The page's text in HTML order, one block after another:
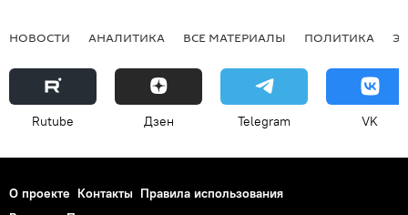
НОВОСТИ АНАЛИТИКА ВСЕ МАТЕРИАЛЫ ПОЛИТИКА
Rutube Дзен Telegram VK
О проекте Контакты Правила использования